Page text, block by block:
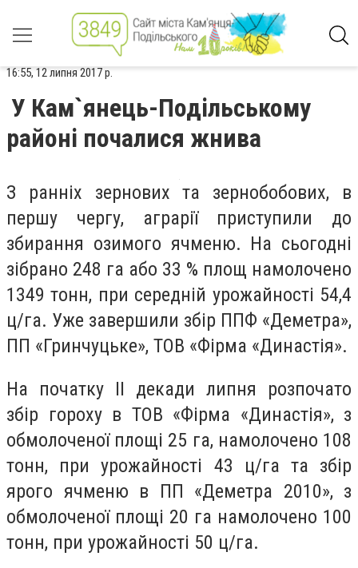
16:55, 12 липня 2017 р.
У Кам`янець-Подільському
районі почалися жнива
З ранніх зернових та зернобобових, в
першу чергу, аграрії приступили до
збирання озимого ячменю. На сьогодні
зібрано 248 га або 33 % площ намолочено
1349 тонн, при середній урожайності 54,4
ц/га. Уже завершили збір ППФ «Деметра»,
ПП «Гринчуцьке», ТОВ «Фірма «Династія».
На початку ІІ декади липня розпочато
збір гороху в ТОВ «Фірма «Династія», з
обмолоченої площі 25 га, намолочено 108
тонн, при урожайності 43 ц/га та збір
ярого ячменю в ПП «Деметра 2010», з
обмолоченої площі 20 га намолочено 100
тонн, при урожайності 50 ц/га.